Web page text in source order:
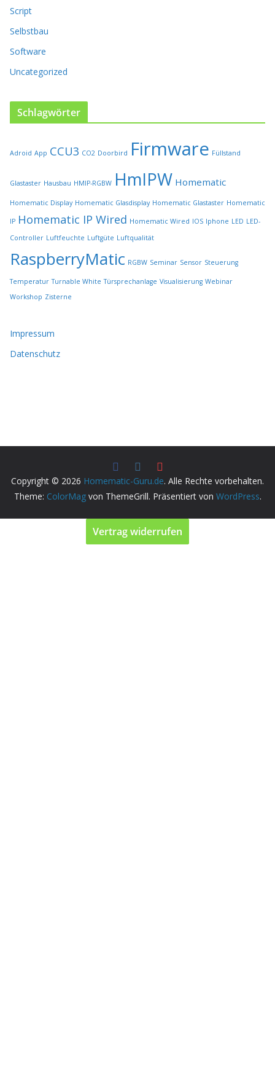
e
i
t
g
e
l
d
e
Script
Selbstbau
Software
Uncategorized
Schlagwörter
Adroid App CCU3 CO2 Doorbird Firmware Füllstand
Glastaster Hausbau HMIP-RGBW HmIPW Homematic
Homematic Display Homematic Glasdisplay Homematic Glastaster Homematic
IP Homematic IP Wired Homematic Wired IOS Iphone LED LED-
Controller Luftfeuchte Luftgüte Luftqualität
RaspberryMatic RGBW Seminar Sensor Steuerung
Temperatur Turnable White Türsprechanlage Visualisierung Webinar
Workshop Zisterne
Impressum
Datenschutz
Copyright © 2026 Homematic-Guru.de. Alle Rechte vorbehalten.
Theme: ColorMagvon ThemeGrill. Präsentiert von WordPress.
Vertrag widerrufen